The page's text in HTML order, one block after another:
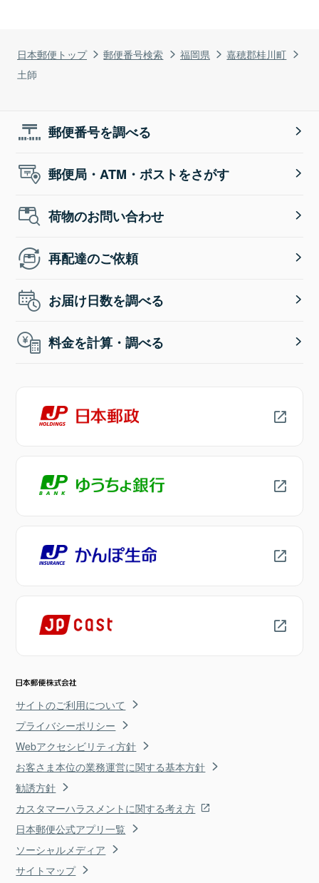
日本郵便トップ 郵便番号検索 福岡県
嘉穂郡桂川町
土師
郵便番号を調べる
郵便局・ATM・ポストをさがす
荷物のお問い合わせ
再配達のご依頼
お届け日数を調べる
料金を計算・調べる
サイトのご利用について
プライバシーポリシー
Webアクセシビリティ方針
お客さま本位の業務運営に関する基本方針
勧誘方針
カスタマーハラスメントに関する考え方
日本郵便公式アプリ一覧
ソーシャルメディア
サイトマップ